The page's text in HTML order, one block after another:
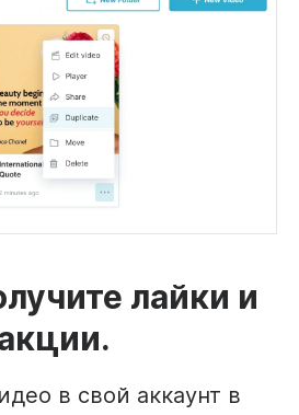
лайки и
в свой аккаунт в